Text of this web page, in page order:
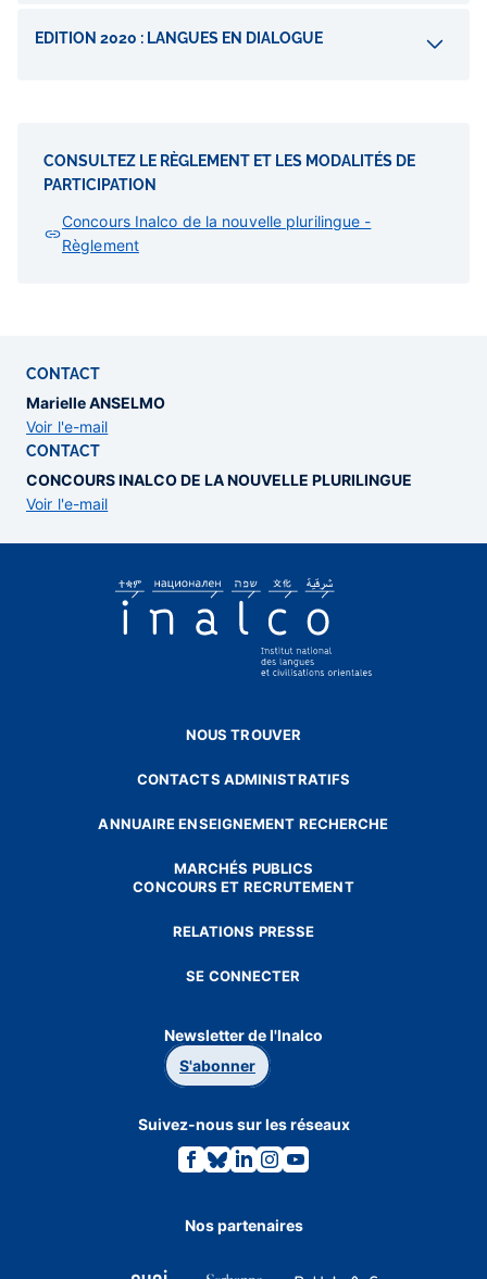
EDITION 2020 : LANGUES EN DIALOGUE
CONSULTEZ LE RÈGLEMENT ET LES MODALITÉS DE
PARTICIPATION
Concours Inalco de la nouvelle plurilingue -
Règlement
CONTACT
Marielle ANSELMO
Voir l'e-mail
CONTACT
CONCOURS INALCO DE LA NOUVELLE PLURILINGUE
Voir l'e-mail
NOUS TROUVER
CONTACTS ADMINISTRATIFS
ANNUAIRE ENSEIGNEMENT RECHERCHE
MARCHÉS PUBLICS
CONCOURS ET RECRUTEMENT
RELATIONS PRESSE
SE CONNECTER
Newsletter de l'Inalco
S'abonner
Suivez-nous sur les réseaux
Lien
vers
Facebook.
Lien
vers
Bluesky.
Lien
vers
Linkedin.
Lien
vers
Instagram.
Lien
vers
Youtube.
Nos partenaires